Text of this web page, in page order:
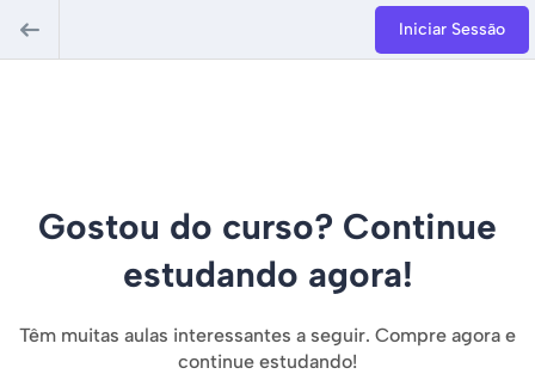
Iniciar Sessão
Gostou do curso? Continue
estudando agora!
Têm muitas aulas interessantes a seguir. Compre agora e
continue estudando!